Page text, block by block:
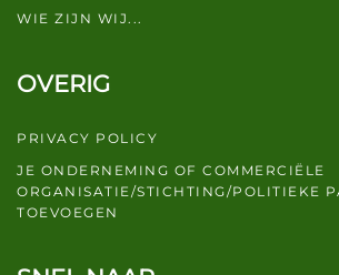
WIE ZIJN WIJ...
OVERIG
PRIVACY POLICY
JE ONDERNEMING OF COMMERCIËLE
ORGANISATIE/STICHTING/POLITIEKE
TOEVOEGEN